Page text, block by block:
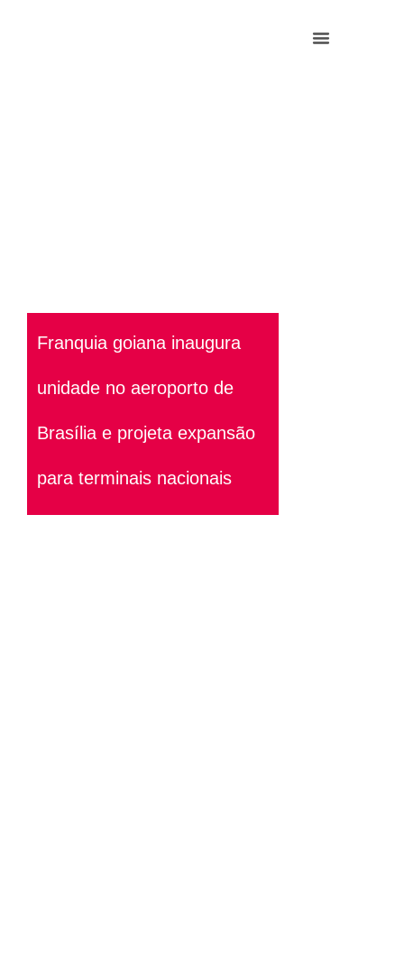
Franquia goiana inaugura
unidade no aeroporto de
Brasília e projeta expansão
para terminais nacionais